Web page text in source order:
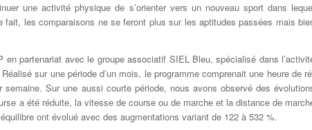
une activité physique de s’orienter vers un nouveau sport dans
fait, les comparaisons ne se feront plus sur les aptitudes passées mais
partenariat avec le groupe associatif SIEL Bleu, spécialisé dans
sur une période d’un mois, le programme comprenait une heure de
Sur une aussi courte période, nous avons observé des
a été réduite, la vitesse de course ou de marche et la distance de
ont évolué avec des augmentations variant de 122 à 532 %.